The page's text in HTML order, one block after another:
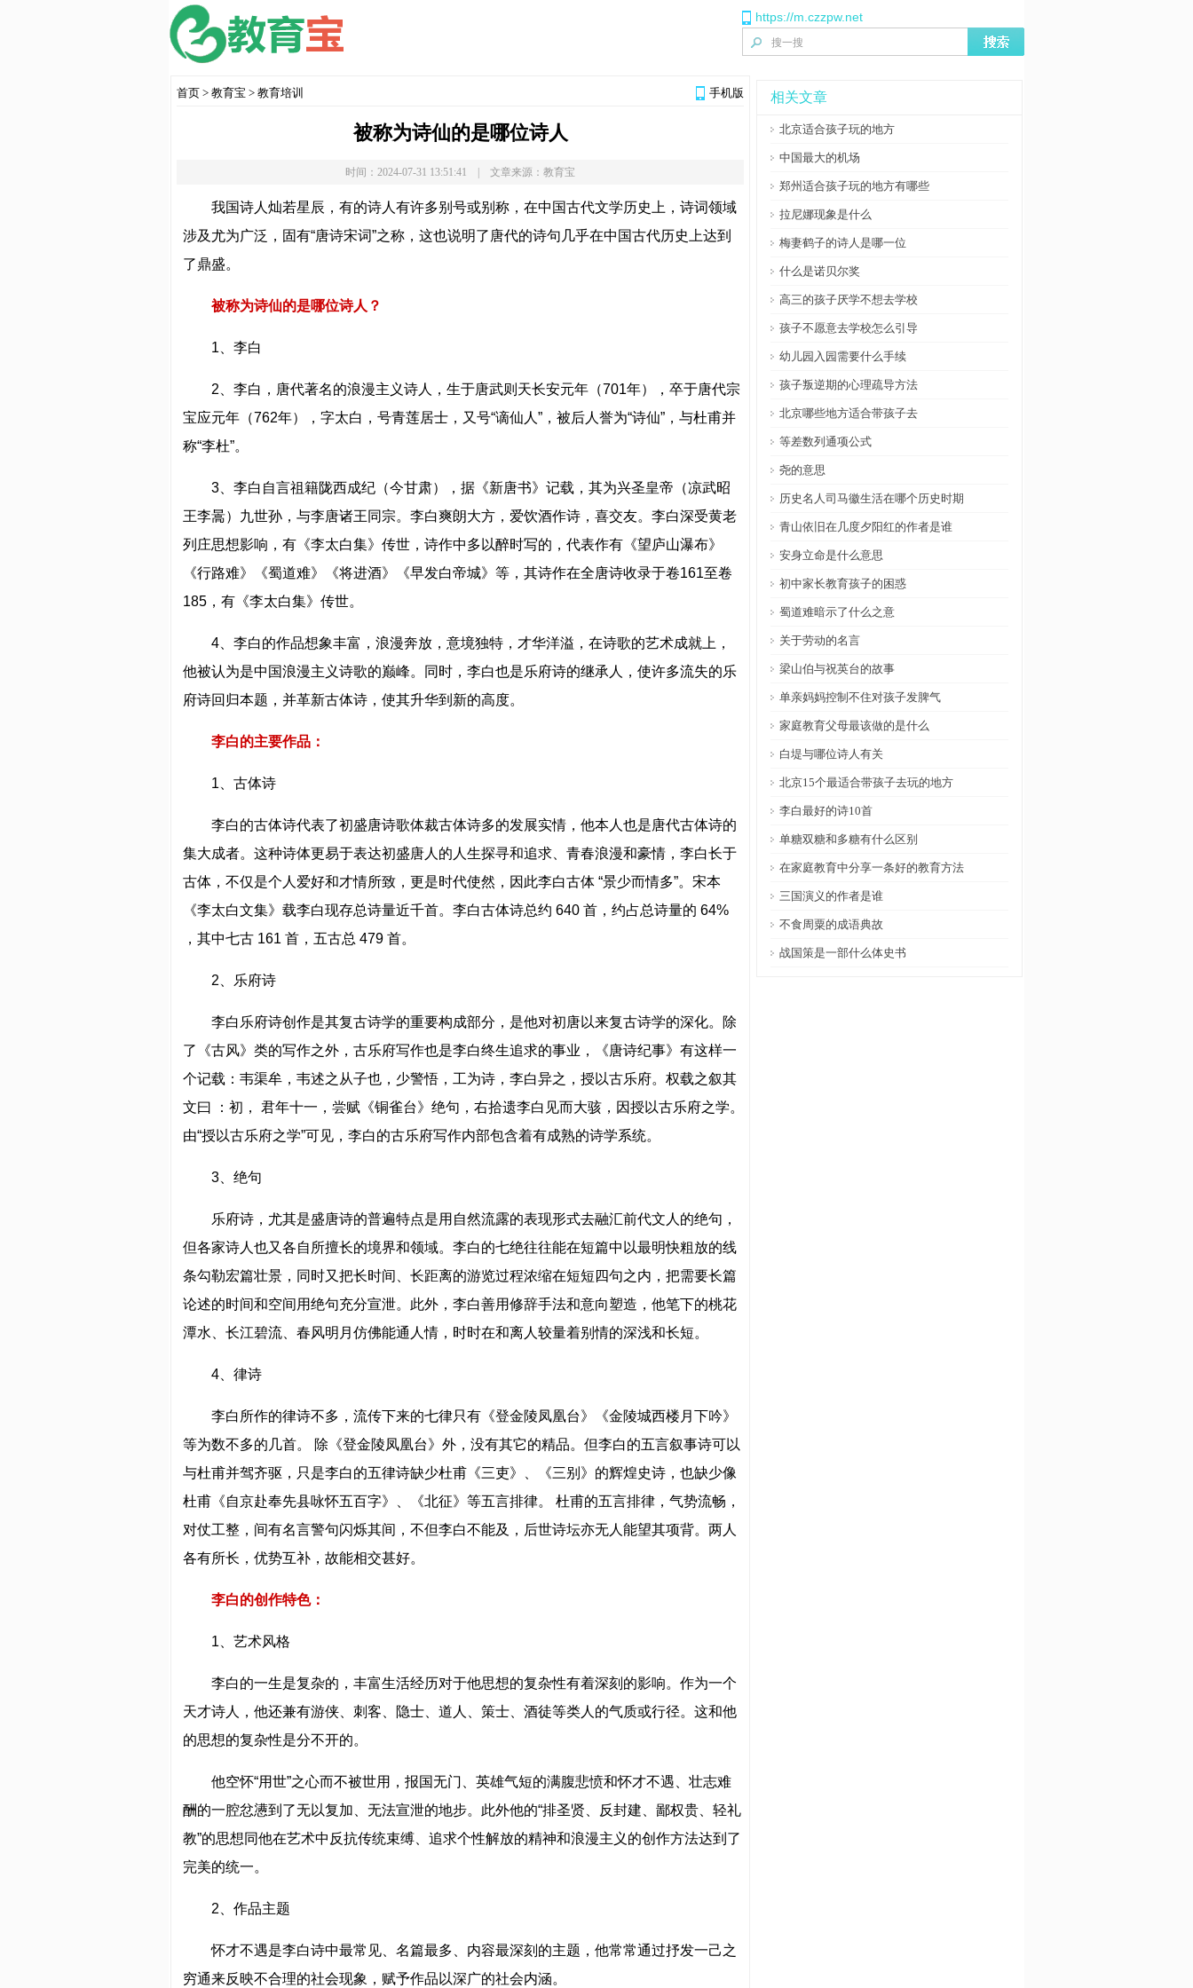
https://m.czzpw.net
手机版
首页 > 教育宝 > 教育培训
被称为诗仙的是哪位诗人
时间：2024-07-31 13:51:41 | 文章来源：教育宝
我国诗人灿若星辰，有的诗人有许多别号或别称，在中国古代文学历史上，诗词领域
涉及尤为广泛，固有“唐诗宋词”之称，这也说明了唐代的诗句几乎在中国古代历史上达到
了鼎盛。
被称为诗仙的是哪位诗人？
1、李白
2、李白，唐代著名的浪漫主义诗人，生于唐武则天长安元年（701年），卒于唐代宗
宝应元年（762年），字太白，号青莲居士，又号“谪仙人”，被后人誉为“诗仙”，与杜甫并
称“李杜”。
3、李白自言祖籍陇西成纪（今甘肃），据《新唐书》记载，其为兴圣皇帝（凉武昭
王李暠）九世孙，与李唐诸王同宗。李白爽朗大方，爱饮酒作诗，喜交友。李白深受黄老
列庄思想影响，有《李太白集》传世，诗作中多以醉时写的，代表作有《望庐山瀑布》
《行路难》《蜀道难》《将进酒》《早发白帝城》等，其诗作在全唐诗收录于卷161至卷
185，有《李太白集》传世。
4、李白的作品想象丰富，浪漫奔放，意境独特，才华洋溢，在诗歌的艺术成就上，
他被认为是中国浪漫主义诗歌的巅峰。同时，李白也是乐府诗的继承人，使许多流失的乐
府诗回归本题，并革新古体诗，使其升华到新的高度。
李白的主要作品：
1、古体诗
李白的古体诗代表了初盛唐诗歌体裁古体诗多的发展实情，他本人也是唐代古体诗的
集大成者。这种诗体更易于表达初盛唐人的人生探寻和追求、青春浪漫和豪情，李白长于
古体，不仅是个人爱好和才情所致，更是时代使然，因此李白古体 “景少而情多”。宋本
《李太白文集》载李白现存总诗量近千首。李白古体诗总约 640 首，约占总诗量的 64%
，其中七古 161 首，五古总 479 首。
2、乐府诗
李白乐府诗创作是其复古诗学的重要构成部分，是他对初唐以来复古诗学的深化。除
了《古风》类的写作之外，古乐府写作也是李白终生追求的事业，《唐诗纪事》有这样一
个记载：韦渠牟，韦述之从子也，少警悟，工为诗，李白异之，授以古乐府。权载之叙其
文曰 ：初， 君年十一，尝赋《铜雀台》绝句，右拾遗李白见而大骇，因授以古乐府之学。
由“授以古乐府之学”可见，李白的古乐府写作内部包含着有成熟的诗学系统。
3、绝句
乐府诗，尤其是盛唐诗的普遍特点是用自然流露的表现形式去融汇前代文人的绝句，
但各家诗人也又各自所擅长的境界和领域。李白的七绝往往能在短篇中以最明快粗放的线
条勾勒宏篇壮景，同时又把长时间、长距离的游览过程浓缩在短短四句之内，把需要长篇
论述的时间和空间用绝句充分宣泄。此外，李白善用修辞手法和意向塑造，他笔下的桃花
潭水、长江碧流、春风明月仿佛能通人情，时时在和离人较量着别情的深浅和长短。
4、律诗
李白所作的律诗不多，流传下来的七律只有《登金陵凤凰台》《金陵城西楼月下吟》
等为数不多的几首。 除《登金陵凤凰台》外，没有其它的精品。但李白的五言叙事诗可以
与杜甫并驾齐驱，只是李白的五律诗缺少杜甫《三吏》、《三别》的辉煌史诗，也缺少像
杜甫《自京赴奉先县咏怀五百字》、《北征》等五言排律。 杜甫的五言排律，气势流畅，
对仗工整，间有名言警句闪烁其间，不但李白不能及，后世诗坛亦无人能望其项背。两人
各有所长，优势互补，故能相交甚好。
李白的创作特色：
1、艺术风格
李白的一生是复杂的，丰富生活经历对于他思想的复杂性有着深刻的影响。作为一个
天才诗人，他还兼有游侠、刺客、隐士、道人、策士、酒徒等类人的气质或行径。这和他
的思想的复杂性是分不开的。
他空怀“用世”之心而不被世用，报国无门、英雄气短的满腹悲愤和怀才不遇、壮志难
酬的一腔忿懑到了无以复加、无法宣泄的地步。此外他的“排圣贤、反封建、鄙权贵、轻礼
教”的思想同他在艺术中反抗传统束缚、追求个性解放的精神和浪漫主义的创作方法达到了
完美的统一。
2、作品主题
怀才不遇是李白诗中最常见、名篇最多、内容最深刻的主题，他常常通过抒发一己之
穷通来反映不合理的社会现象，赋予作品以深广的社会内涵。
相关文章
北京适合孩子玩的地方
中国最大的机场
郑州适合孩子玩的地方有哪些
拉尼娜现象是什么
梅妻鹤子的诗人是哪一位
什么是诺贝尔奖
高三的孩子厌学不想去学校
孩子不愿意去学校怎么引导
幼儿园入园需要什么手续
孩子叛逆期的心理疏导方法
北京哪些地方适合带孩子去
等差数列通项公式
尧的意思
历史名人司马徽生活在哪个历史时期
青山依旧在几度夕阳红的作者是谁
安身立命是什么意思
初中家长教育孩子的困惑
蜀道难暗示了什么之意
关于劳动的名言
梁山伯与祝英台的故事
单亲妈妈控制不住对孩子发脾气
家庭教育父母最该做的是什么
白堤与哪位诗人有关
北京15个最适合带孩子去玩的地方
李白最好的诗10首
单糖双糖和多糖有什么区别
在家庭教育中分享一条好的教育方法
三国演义的作者是谁
不食周粟的成语典故
战国策是一部什么体史书